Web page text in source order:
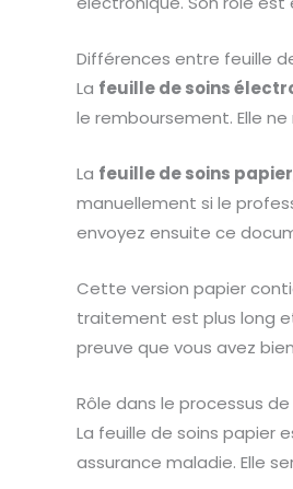
Différences entre feuille
La feuille de soins
le remboursement. Elle
La feuille de soins papier
manuellement si le
envoyez ensuite ce
Cette version papier
traitement est plus long
preuve que vous avez
Rôle dans le processus
La feuille de soins papier
assurance maladie. Elle